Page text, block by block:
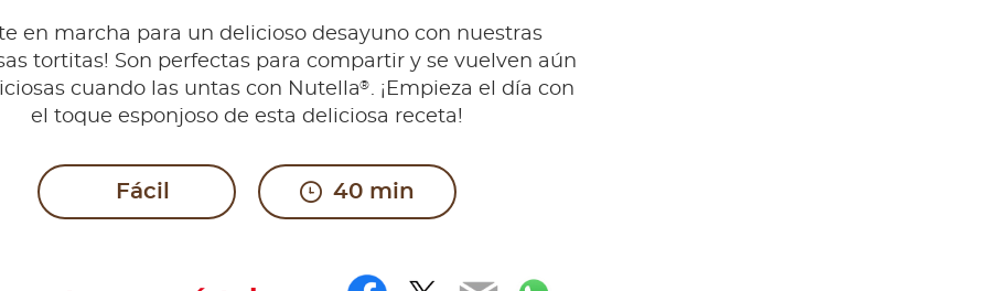
en marcha para un delicioso desayuno con nuestras
tortitas! Son perfectas para compartir y se vuelven aún
cuando las untas con Nutella®. ¡Empieza el día con
el toque esponjoso de esta deliciosa receta!
Fácil 40 min